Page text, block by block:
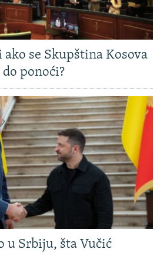
ako se Skupština Kosova
ponoći?
u Srbiju, šta Vučić